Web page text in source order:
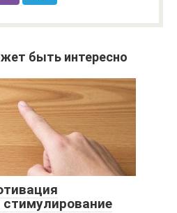
быть интересно
стимулирование